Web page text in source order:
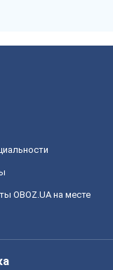
OBOZ.UA на месте